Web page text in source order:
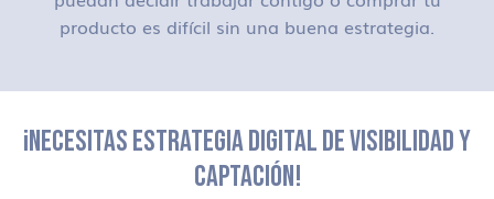
producto es difícil sin una buena estrategia.
¡NECESITAS ESTRATEGIA DIGITAL DE VISIBILIDAD Y
CAPTACIÓN!